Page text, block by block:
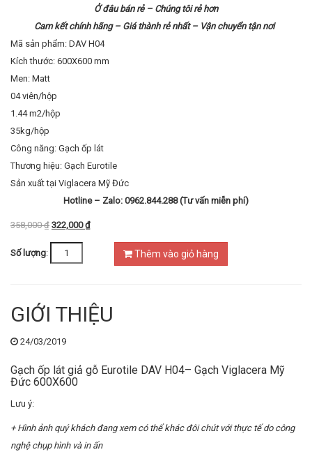
Ở đâu bán rẻ – Chúng tôi rẻ hơn
Cam kết chính hãng – Giá thành rẻ nhất – Vận chuyển tận nơi
Mã sản phẩm: DAV H04
Kích thước: 600X600 mm
Men: Matt
04 viên/hộp
1.44 m2/hộp
35kg/hộp
Công năng: Gạch ốp lát
Thương hiệu: Gạch Eurotile
Sản xuất tại Viglacera Mỹ Đức
Hotline – Zalo: 0962.844.288 (Tư vấn miễn phí)
358,000₫ 322,000₫
Số lượng: Thêm vào giỏ hàng
GIỚI THIỆU
24/03/2019
Gạch ốp lát giả gỗ Eurotile DAV H04– Gạch Viglacera Mỹ
Đức 600X600
Lưu ý:
+ Hình ảnh quý khách đang xem có thể khác đôi chút với thực tế do công
nghệ chụp hình và in ấn